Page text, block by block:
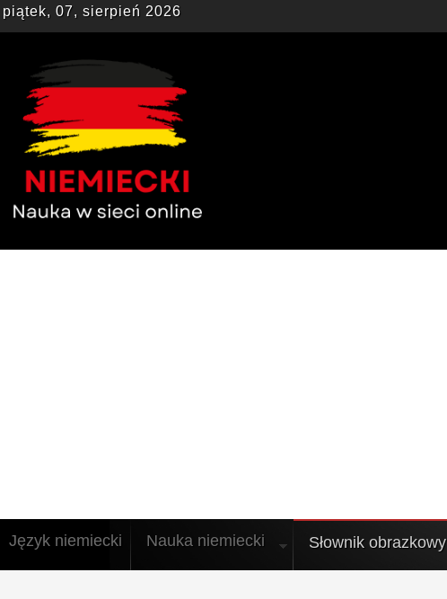
piątek, 07, sierpień 2026
Język niemiecki Nauka niemiecki Słownik obrazkowy